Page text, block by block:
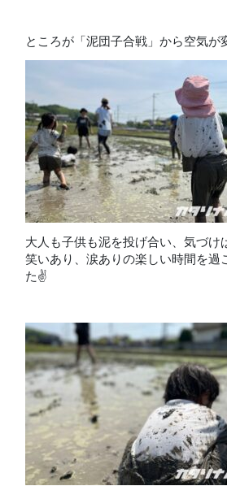
ところが「泥団子合戦」から空気が
大人も子供も泥を投げ合い、気づけ
笑いあり、涙ありの楽しい時間を過
た✌